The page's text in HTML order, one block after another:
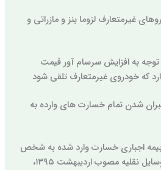
غیرمتعارف لزوما بنز و مازراتی و
شما نیز با توجه به افزایش سرسام آور قیمت
که خودروی غیرمتعارف تلقی شود
شدن تمام خسارت های وارده به
۳ ماده ۸ قانون بیمه اجباری خسارت وارد شده به شخص
نقلیه مصوب اردیبهشت ۱۳۹۵،